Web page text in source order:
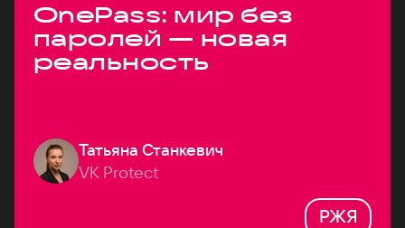
OnePass: мир без
паролей — новая
реальность
Татьяна Станкевич
VK Protect
РЖЯ